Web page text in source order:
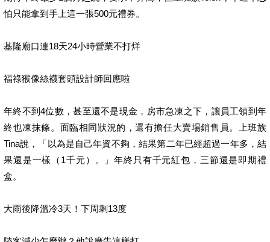
怕只能拿到手上這一張500元禮券。
基隆廟口連18天24小時營業不打烊
福祿猴像絲襪套頭設計師回應啦
年終不到4位數，甚至還不是現金，房市急凍之下，讓員工領到年
終也凍抹條。面臨相同狀況的，還有擔任大賣場銷售員。上班族
Tina說，「以為是自己年資不夠，結果第二年已經超過一年多，結
果還是一樣（1千元）。」年終只有千元紅包，三節還是即期禮
盒。
大雨後降溫冷3天！下周剩13度